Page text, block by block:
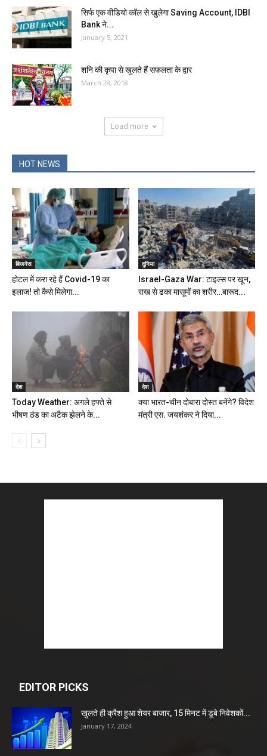
सिर्फ एक वीडियो कॉल से खुलेगा Saving Account, IDBI
Bank ने...
January 5, 2021
शनि की कृपा से खुलते हैं सफलता के द्वार
March 28, 2018
Load more
HOT NEWS
बिजनेस
होटल में करा रहे हैं Covid-19 का
इलाज! तो कैसे मिलेगा...
दुनिया
Israel-Gaza War: टाइल्स पर खून,
राख से ढका मासूमों का शरीर…बारूद...
देश
Today Weather: अगले हफ्ते से
भीषण ठंड का अटैक झेलने के...
देश
क्या भारत-चीन दोबारा दोस्त बनेंगे? विदेश
मंत्री एस. जयशंकर ने दिया...
EDITOR PICKS
खुलते ही क्रैश हुआ शेयर बाजार, 15 मिनट में डूबे निवेशकों...
January 17, 2024